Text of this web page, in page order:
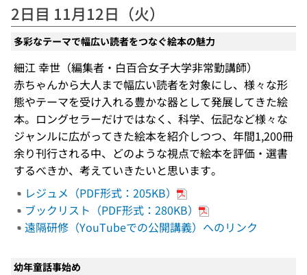
2日目 11月12日（火）
多彩なテーマで幅広い読者をつなぐ絵本の魅力
細江 幸世（編集者・白百合女子大学非常勤講師）
赤ちゃんから大人まで幅広い読者を対象にし、様々な形
態やテーマを受け入れる豊かな器として発展してきた絵
本。ロングセラーだけではなく、科学、伝記など様々な
ジャンルに広がってきた絵本を紹介しつつ、年間1,200冊
余り刊行される中、どのような視点で絵本を評価・選書
するべきか、考えていきたいと思います。
レジュメ（PDF形式：205KB）
ブックリスト（PDF形式：280KB）
遠隔研修（YouTubeでの公開講義）へのリンク
幼年童話事始め